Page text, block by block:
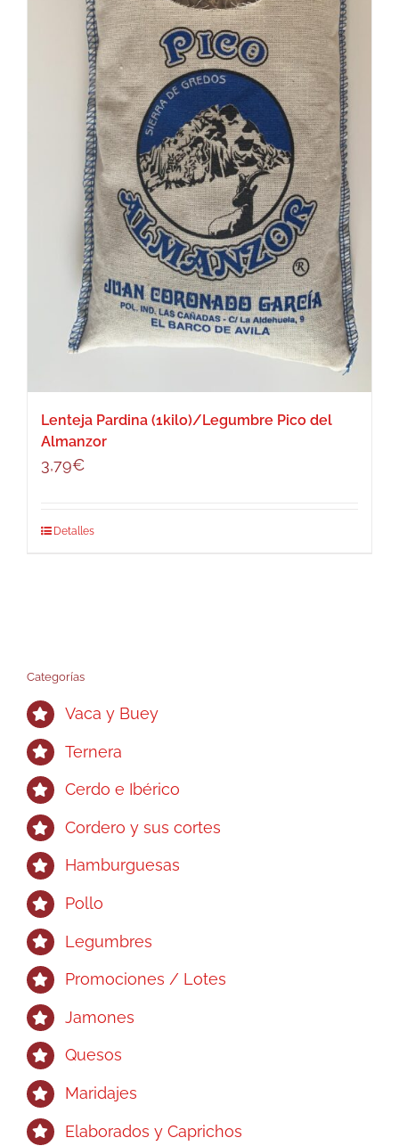
Lenteja Pardina (1kilo)/Legumbre Pico del
Almanzor
3,79€
Detalles
Categorías
Vaca y Buey
Ternera
Cerdo e Ibérico
Cordero y sus cortes
Hamburguesas
Pollo
Legumbres
Promociones / Lotes
Jamones
Quesos
Maridajes
Elaborados y Caprichos